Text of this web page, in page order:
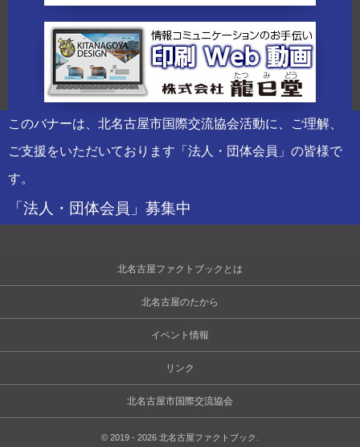
このバナーは、北名古屋市国際交流協会活動に、ご理解、
ご支援をいただいております「法人・団体会員」の皆様で
す。
「法人・団体会員」募集中
北名古屋ファクトブックとは
北名古屋のたから
イベント情報
リンク
北名古屋市国際交流協会
© 2019 - 2026 北名古屋ファクトブック